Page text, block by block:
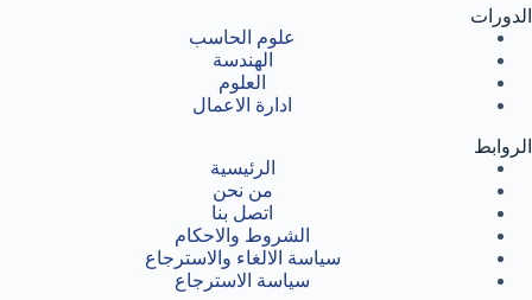
الدورات
علوم الحاسب
الهندسة
العلوم
ادارة الاعمال
الروابط
الرئيسية
من نحن
اتصل بنا
الشروط والاحكام
سياسة الالغاء والاسترجاع
سياسة الاسترجاع